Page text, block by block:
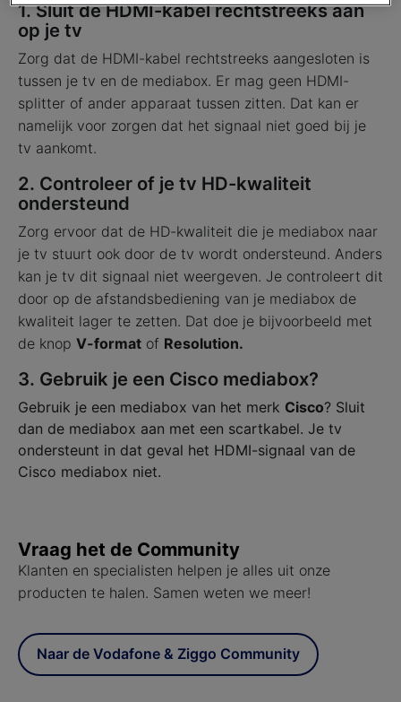
1. Sluit de HDMI-kabel rechtstreeks aan
op je tv
Zorg dat de HDMI-kabel rechtstreeks aangesloten is
tussen je tv en de mediabox. Er mag geen HDMI-
splitter of ander apparaat tussen zitten. Dat kan er
namelijk voor zorgen dat het signaal niet goed bij je
tv aankomt.
2. Controleer of je tv HD-kwaliteit
ondersteund
Zorg ervoor dat de HD-kwaliteit die je mediabox naar
je tv stuurt ook door de tv wordt ondersteund. Anders
kan je tv dit signaal niet weergeven. Je controleert dit
door op de afstandsbediening van je mediabox de
kwaliteit lager te zetten. Dat doe je bijvoorbeeld met
de knop V-format of Resolution.
3. Gebruik je een Cisco mediabox?
Gebruik je een mediabox van het merk Cisco? Sluit
dan de mediabox aan met een scartkabel. Je tv
ondersteunt in dat geval het HDMI-signaal van de
Cisco mediabox niet.
Vraag het de Community
Klanten en specialisten helpen je alles uit onze
producten te halen. Samen weten we meer!
Naar de Vodafone & Ziggo Community
privacy beleidlees je meer over hoe we omgaan
met jouw privacy.